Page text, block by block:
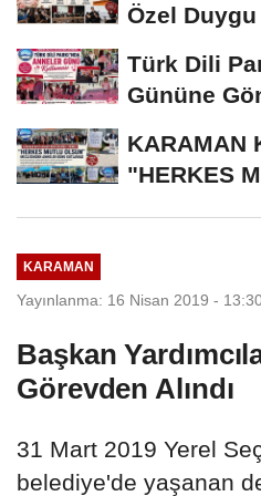
Özel
Türk Dili
Gününe
KARAMAN
"HERKES
KARAMAN
Yayınlanma: 16 Nisan 2019 -
Başkan
Görevden Alındı
31 Mart 2019 Yerel
belediye'de yaşanan